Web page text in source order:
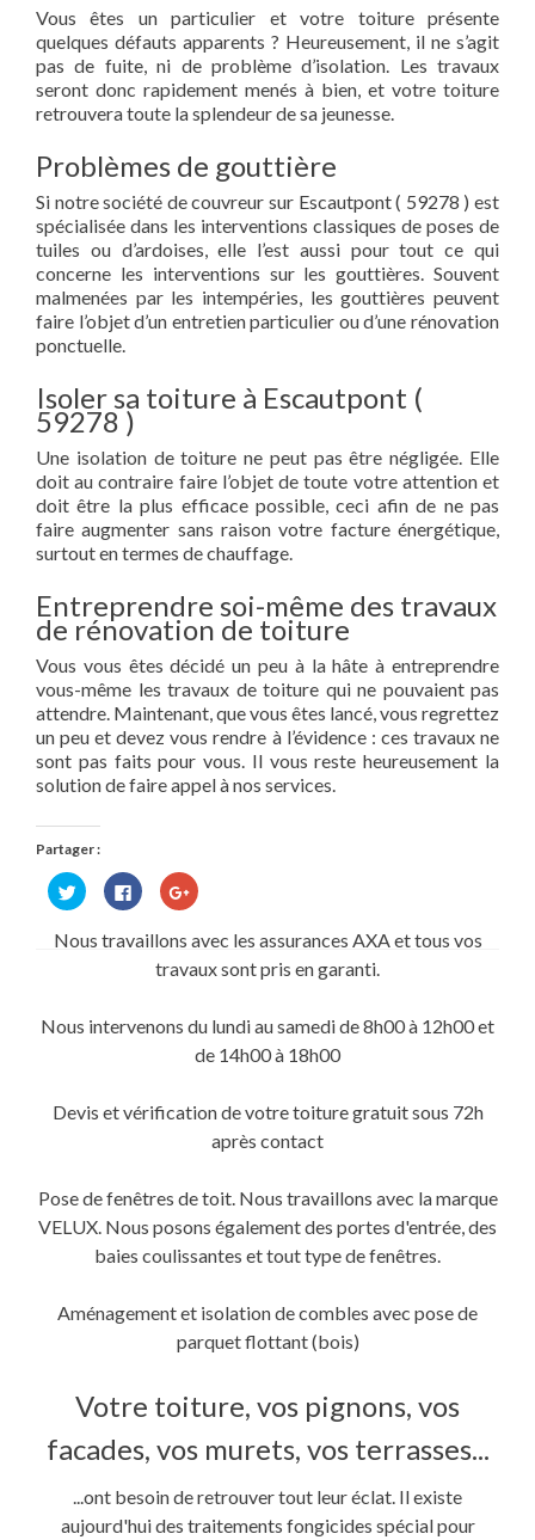
Vous êtes un particulier et votre toiture présente
quelques défauts apparents ? Heureusement, il ne s’agit
pas de fuite, ni de problème d’isolation. Les travaux
seront donc rapidement menés à bien, et votre toiture
retrouvera toute la splendeur de sa jeunesse.
Problèmes de gouttière
Si notre société de couvreur sur Escautpont ( 59278 ) est
spécialisée dans les interventions classiques de poses de
tuiles ou d’ardoises, elle l’est aussi pour tout ce qui
concerne les interventions sur les gouttières. Souvent
malmenées par les intempéries, les gouttières peuvent
faire l’objet d’un entretien particulier ou d’une rénovation
ponctuelle.
Isoler sa toiture à Escautpont (
59278 )
Une isolation de toiture ne peut pas être négligée. Elle
doit au contraire faire l’objet de toute votre attention et
doit être la plus efficace possible, ceci afin de ne pas
faire augmenter sans raison votre facture énergétique,
surtout en termes de chauffage.
Entreprendre soi-même des travaux
de rénovation de toiture
Vous vous êtes décidé un peu à la hâte à entreprendre
vous-même les travaux de toiture qui ne pouvaient pas
attendre. Maintenant, que vous êtes lancé, vous regrettez
un peu et devez vous rendre à l’évidence : ces travaux ne
sont pas faits pour vous. Il vous reste heureusement la
solution de faire appel à nos services.
Partager :
Cliquez
pour
partager
Twitter(ouvre
Cliquez
pour
partager
sur
Facebook(ouvre
dans
une
Cliquez
pour
Google+
dans
fenêtre)
Nous travaillons avec les assurances AXA et tous vos
travaux sont pris en garanti.
Nous intervenons du lundi au samedi de 8h00 à 12h00 et
de 14h00 à 18h00
Devis et vérification de votre toiture gratuit sous 72h
après contact
Pose de fenêtres de toit. Nous travaillons avec la marque
VELUX. Nous posons également des portes d'entrée, des
baies coulissantes et tout type de fenêtres.
Aménagement et isolation de combles avec pose de
parquet flottant (bois)
Votre toiture, vos pignons, vos
facades, vos murets, vos terrasses...
...ont besoin de retrouver tout leur éclat. Il existe
aujourd'hui des traitements fongicides spécial pour